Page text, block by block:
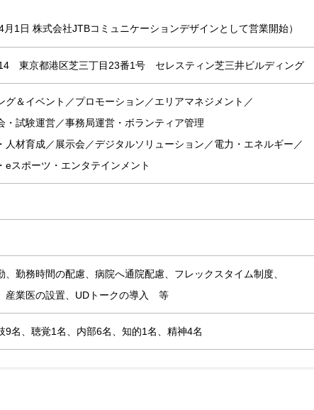
月1日 株式会社JTBコミュニケーションデザインとして営業開始）
東京都港区芝三丁目23番1号 セレスティン芝三井ビルディング
グ＆イベント／プロモーション／エリアマネジメント／
・試験運営／事務局運営・ボランティア管理
人材育成／展示会／デジタルソリューション／電力・エネルギー／
eスポーツ・エンタテインメント
、勤務時間の配慮、病院へ通院配慮、フレックスタイム制度、
産業医の設置、UDトークの導入 等
9名、聴覚1名、内部6名、知的1名、精神4名